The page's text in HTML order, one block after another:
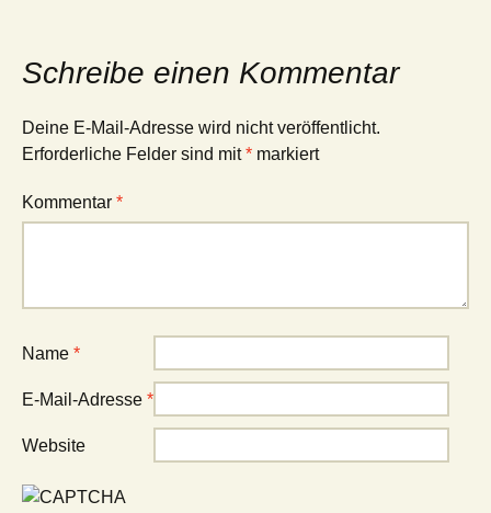
Schreibe einen Kommentar
Deine E-Mail-Adresse wird nicht veröffentlicht.
Erforderliche Felder sind mit* markiert
Kommentar *
Name *
E-Mail-Adresse *
Website